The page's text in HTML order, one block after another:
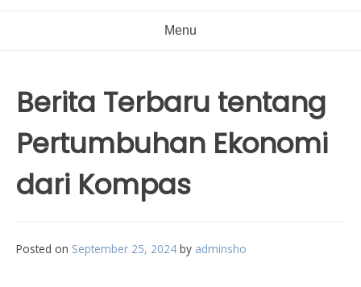
Menu
Berita Terbaru tentang
Pertumbuhan Ekonomi
dari Kompas
Posted on September 25, 2024 by adminsho